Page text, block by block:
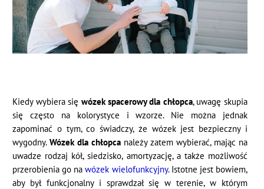
Kiedy wybiera się wózek spacerowy dla chłopca, uwagę skupia
się często na kolorystyce i wzorze. Nie można jednak
zapominać o tym, co świadczy, że wózek jest bezpieczny i
wygodny.Wózek dla chłopca należy zatem wybierać, mając na
uwadze rodzaj kół, siedzisko, amortyzację, a także możliwość
przerobienia go nawózek wielofunkcyjny. Istotne jest bowiem,
aby był funkcjonalny i sprawdzał się w terenie, w którym